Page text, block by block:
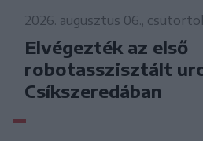
2026. augusztus 06.,
Elvégezték az első
robotasszisztált
Csíkszeredában